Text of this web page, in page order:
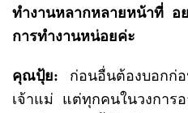
ทำงานหลากหลายหน้าที่ อ
การทำงานหน่อยค่ะ
คุณปุ้ย: ก่อนอื่นต้องบอกก่อ
เจ้าแม่ แต่ทุกคนในวงการ